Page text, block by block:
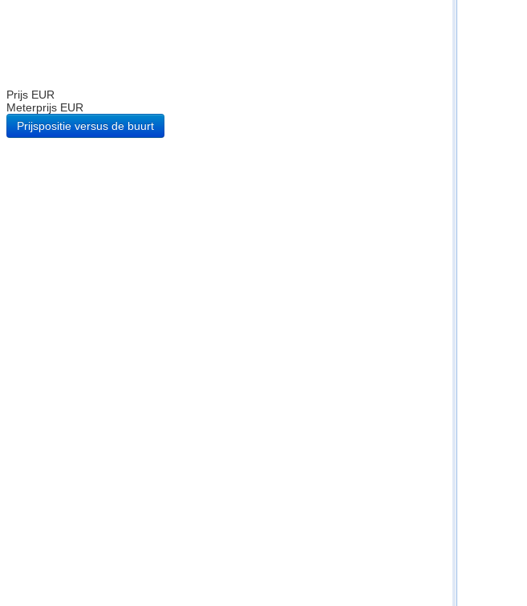
Prijs EUR
Meterprijs EUR
Prijspositie versus de buurt